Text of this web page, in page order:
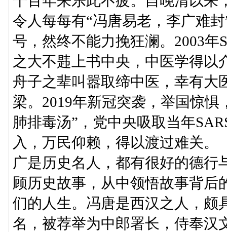
令人每每有“冯唐易老，李广难
号，然终不能力挽狂澜。2003年
之大不韪上书中央，中医学得以
舟子之辈叫嚣取缔中医，幸有大
梁。2019年新冠突袭，举国惊
肺排毒汤”，党中央吸取当年
入，万民仰赖，得以渡过
广是历史名人，都有很好的德行
顾历史故事，从中领悟故事背后
们的人生。冯唐是西汉之人，颇
名，被荐举为中郎署长，侍奉汉